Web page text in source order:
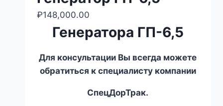
₽148,000.00
Генератора ГП-6,5
Для консультации Вы всегда можете
обратиться к специалисту компании
СпецДорТрак.